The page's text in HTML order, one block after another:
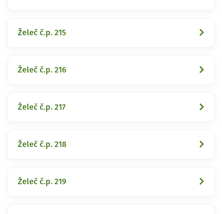
Želeč č.p. 215
Želeč č.p. 216
Želeč č.p. 217
Želeč č.p. 218
Želeč č.p. 219